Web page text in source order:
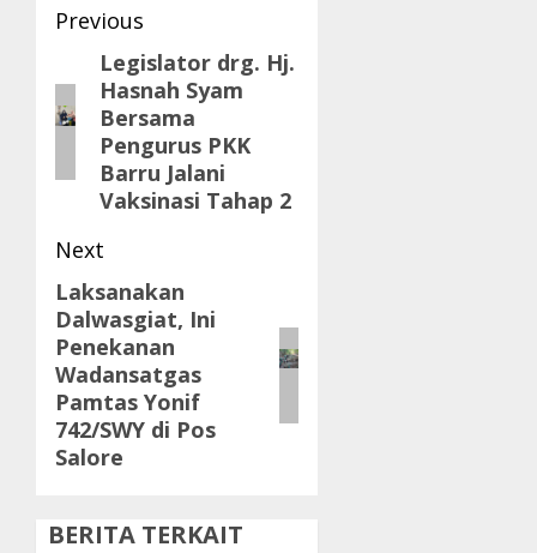
Post
navigation
Previous
Previous
post:
Legislator drg. Hj.
Hasnah Syam
Bersama
Pengurus PKK
Barru Jalani
Vaksinasi Tahap 2
Next
Next
post:
Laksanakan
Dalwasgiat, Ini
Penekanan
Wadansatgas
Pamtas Yonif
742/SWY di Pos
Salore
BERITA TERKAIT